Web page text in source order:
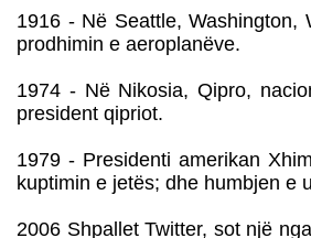
1916 - Në Seattle,
prodhimin e aeroplanëve.
1974 - Në Nikosia, Qipro,
president qipriot.
1979 - Presidenti amerikan
kuptimin e jetës; dhe humbjen e
2006 Shpallet Twitter, sot një